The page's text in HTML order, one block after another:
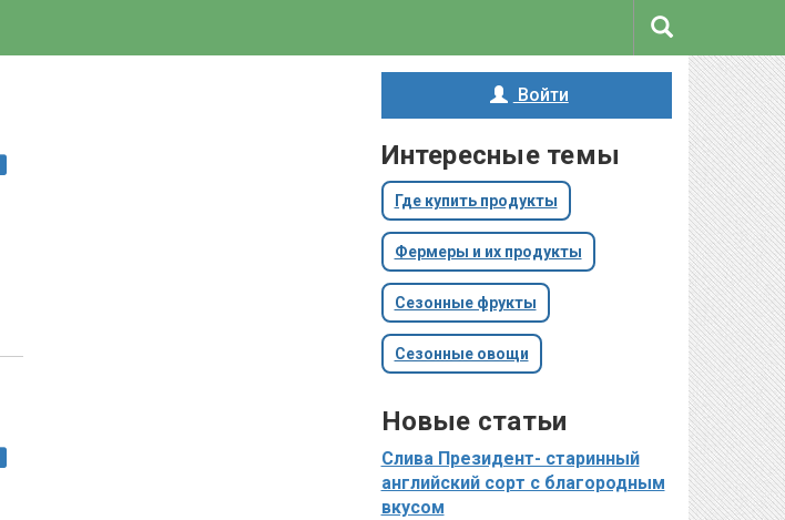
Войти
Интересные темы
Где купить продукты
Фермеры и их продукты
Сезонные фрукты
Сезонные овощи
Новые статьи
Слива Президент- старинный
английский сорт с благородным
вкусом